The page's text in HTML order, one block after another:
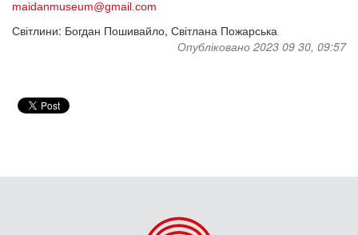
maidanmuseum@gmail.com
Світлини: Богдан Пошивайло, Світлана Пожарська
Опубліковано 2023 09 30, 09:57